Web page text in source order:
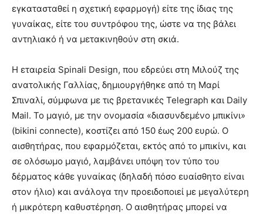
εγκατασταθεί η σχετική εφαρμογή) είτε της ίδιας της
γυναίκας, είτε του συντρόφου της, ώστε να της βάλει
αντηλιακό ή να μετακινηθούν στη σκιά.
Η εταιρεία Spinali Design, που εδρεύει στη Μιλούζ της
ανατολικής Γαλλίας, δημιουργήθηκε από τη Μαρί
Σπιναλί, σύμφωνα με τις βρετανικές Telegraph και Daily
Mail. Το μαγιό, με την ονομασία «διασυνδεμένο μπικίνι»
(bikini connecte), κοστίζει από 150 έως 200 ευρώ. Ο
αισθητήρας, που εφαρμόζεται, εκτός από το μπικίνι, και
σε ολόσωμο μαγιό, λαμβάνει υπόψη τον τύπο του
δέρματος κάθε γυναίκας (δηλαδή πόσο ευαίσθητο είναι
στον ήλιο) και ανάλογα την προειδοποιεί με μεγαλύτερη
ή μικρότερη καθυστέρηση. Ο αισθητήρας μπορεί να